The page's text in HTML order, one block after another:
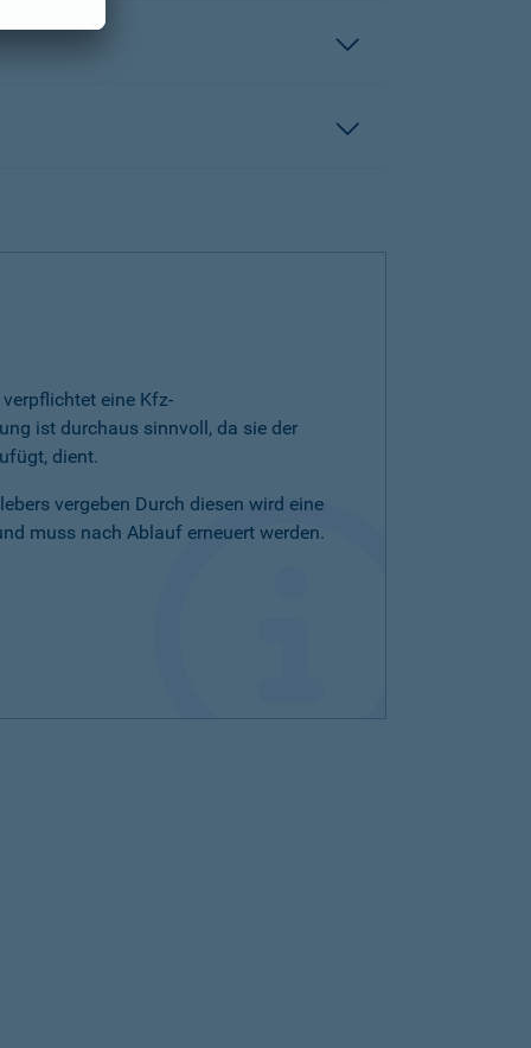
eine Kfz-
ist durchaus sinnvoll, da sie der
dient.
vergeben Durch diesen wird eine
muss nach Ablauf erneuert werden.